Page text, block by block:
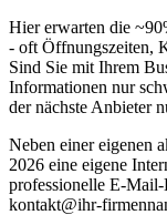
Hier erwarten die
- oft Öffnungszeiten,
Sind Sie mit Ihrem
Informationen nur
der nächste Anbieter
Neben einer eigenen
2026 eine eigene
professionelle E-
kontakt@ihr-